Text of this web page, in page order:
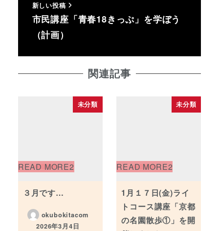
新しい投稿
市民講座「青春18きっぷ」を学ぼう
（計画）
関連記事
未分類
３月です…
okubokitacom
2026年3月4日
未分類
1月１７日(金)ライ
トコース講座「京都
の名園散歩①」を開